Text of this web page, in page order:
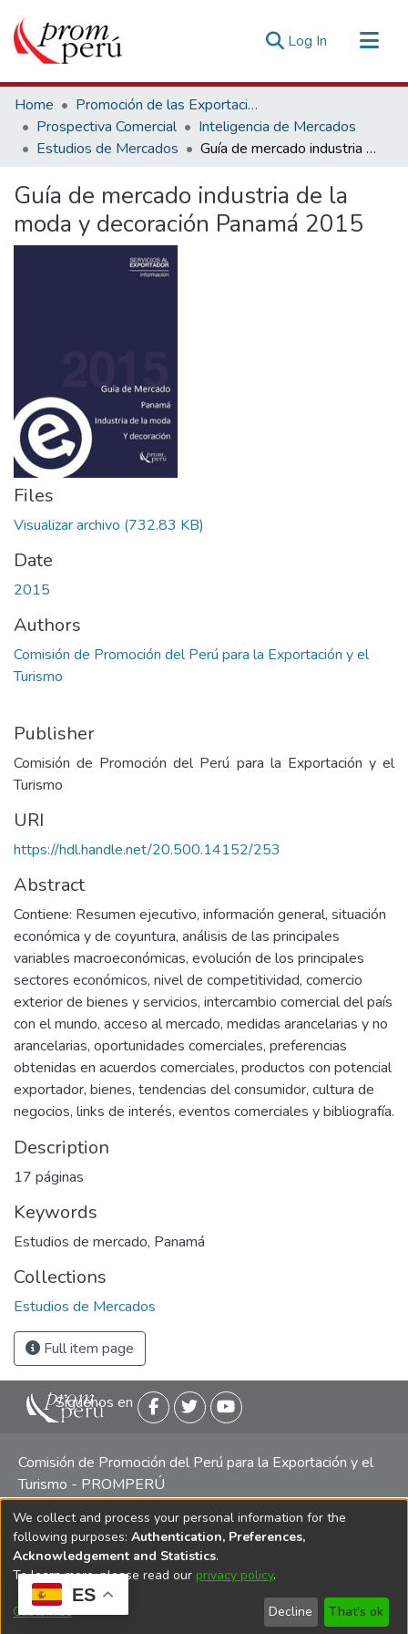
ES
Log In (current)
Communities & Collections
All of DSpace
Statistics
Estadísticas Externas
Home
Promoción de las Exportaciones
Prospectiva Comercial
Inteligencia de Mercados
Estudios de Mercados
Guía de mercado industria de la moda y decoración Panamá 2015
Guía de mercado industria de la
moda y decoración Panamá 2015
Files
Visualizar archivo (732.83 KB)
Date
2015
Authors
Comisión de Promoción del Perú para la Exportación y el
Turismo
Publisher
Comisión de Promoción del Perú para la Exportación y el
Turismo
URI
https://hdl.handle.net/20.500.14152/253
Abstract
Contiene: Resumen ejecutivo, información general, situación
económica y de coyuntura, análisis de las principales
variables macroeconómicas, evolución de los principales
sectores económicos, nivel de competitividad, comercio
exterior de bienes y servicios, intercambio comercial del país
con el mundo, acceso al mercado, medidas arancelarias y no
arancelarias, oportunidades comerciales, preferencias
obtenidas en acuerdos comerciales, productos con potencial
exportador, bienes, tendencias del consumidor, cultura de
negocios, links de interés, eventos comerciales y bibliografía.
Description
17 páginas
Keywords
Estudios de mercado, Panamá
Collections
Estudios de Mercados
Full item page
Siguenos en
Comisión de Promoción del Perú para la Exportación y el
Turismo - PROMPERÚ
Central telefónica: (511) 616 7300 / 616 7400 Calle Uno
Oeste 50, Edificio Mincetur, Pisos 13 y 14, San Isidro -
Lima
Copyright 2025 PROMPERÚ
We collect and process your personal information for the
following purposes: Authentication, Preferences,
Acknowledgement and Statistics.
To learn more, please read our privacy policy.
Customize Decline That's ok